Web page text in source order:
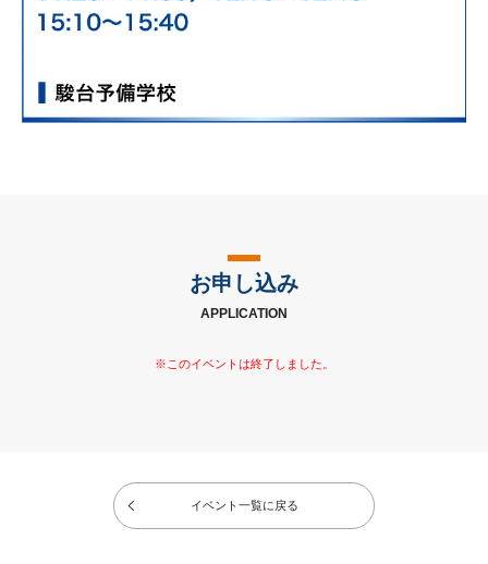
お申し込み
APPLICATION
イベント一覧に戻る